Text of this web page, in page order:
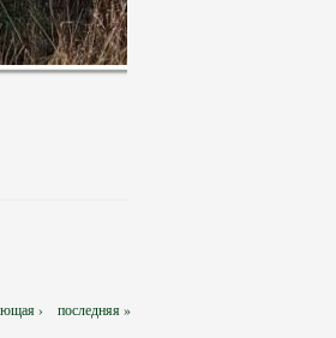
› последняя »